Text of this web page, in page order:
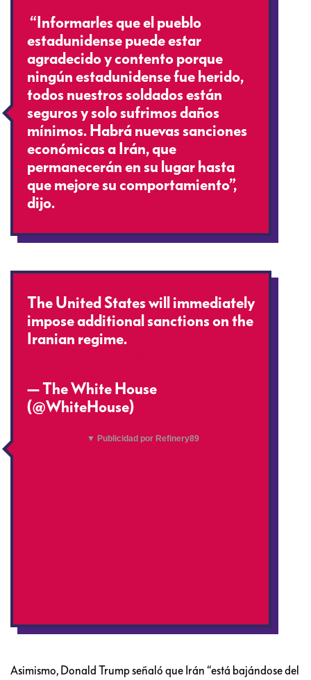
“Informarles que el pueblo
estadunidense puede estar
agradecido y contento porque
ningún estadunidense fue herido,
todos nuestros soldados están
seguros y solo sufrimos daños
mínimos. Habrá nuevas sanciones
económicas a Irán, que
permanecerán en su lugar hasta
que mejore su comportamiento”,
dijo.
The United States will immediately
impose additional sanctions on the
Iranian regime.
— The White House
(@WhiteHouse)
▼ Publicidad por Refinery89
Asimismo, Donald Trump señaló que Irán “está bajándose del